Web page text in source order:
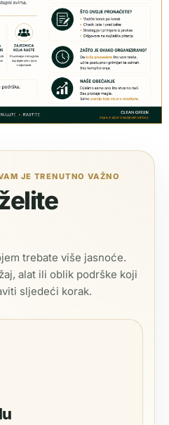
JE TRENUTNO VAŽNO
trebate više jasnoće.
alat ili oblik podrške koji
sljedeći korak.